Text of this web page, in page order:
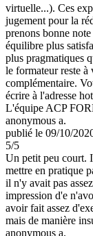
virtuelle...). Ces
jugement pour la
prenons bonne
équilibre plus
plus pragmatiques
le formateur reste
complémentaire.
écrire à l'adresse
L'équipe ACP
anonymous a.
publié le 09/10/
5/5
Un petit peu court.
mettre en pratique
il n'y avait pas
impression d'e
avoir fait assez
mais de manière
anonymous a.